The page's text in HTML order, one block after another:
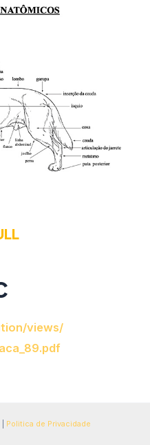
views/
Politica de Privacidade